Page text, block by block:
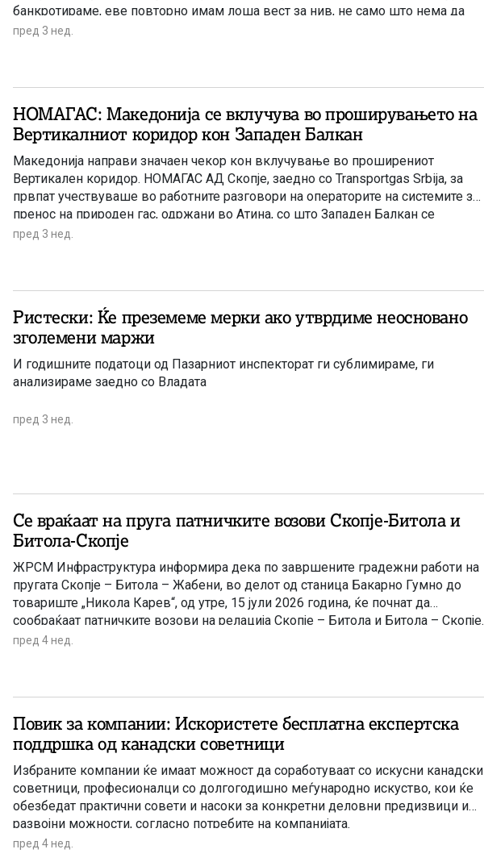
банкротираме, еве повторно имам лоша вест за нив, не само што нема да
банкротираме, туку ќе гледаат сѐ повеќе вакви проекти како овој, како се
пред 3 нед.
НОМАГАС: Македонија се вклучува во проширувањето на
Вертикалниот коридор кон Западен Балкан
Македонија направи значаен чекор кон вклучување во проширениот
Вертикален коридор. НОМАГАС АД Скопје, заедно со Transportgas Srbija, за
првпат учествуваше во работните разговори на операторите на системите за
пренос на природен гас, одржани во Атина, со што Западен Балкан се
вклучува во понатамошниот развој на иницијативата, соопшти НОМАГАС.
пред 3 нед.
Ристески: Ќе преземеме мерки ако утврдиме неосновано
зголемени маржи
И годишните податоци од Пазарниот инспекторат ги сублимираме, ги
анализираме заедно со Владата
пред 3 нед.
Се враќаат на пруга патничките возови Скопје-Битола и
Битола-Скопје
ЖРСМ Инфраструктура информира дека по завршените градежни работи на
пругата Скопје – Битола – Жабени, во делот од станица Бакарно Гумно до
товариште „Никола Карев“, од утре, 15 јули 2026 година, ќе почнат да
сообраќаат патничките возови на релација Скопје – Битола и Битола – Скопје.
пред 4 нед.
Повик за компании: Искористете бесплатна експертска
поддршка од канадски советници
Избраните компании ќе имаат можност да соработуваат со искусни канадски
советници, професионалци со долгогодишно меѓународно искуство, кои ќе
обезбедат практични совети и насоки за конкретни деловни предизвици и
развојни можности, согласно потребите на компанијата.
пред 4 нед.